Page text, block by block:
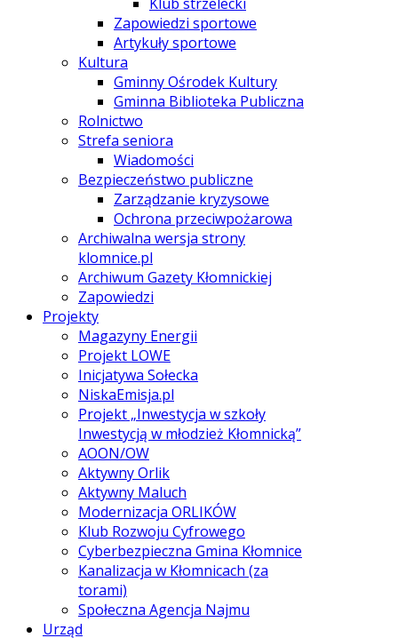
Zapowiedzi sportowe
Artykuły sportowe
Kultura
Gminny Ośrodek Kultury
Gminna Biblioteka Publiczna
Rolnictwo
Strefa seniora
Wiadomości
Bezpieczeństwo publiczne
Zarządzanie kryzysowe
Ochrona przeciwpożarowa
Archiwalna wersja strony
klomnice.pl
Archiwum Gazety Kłomnickiej
Zapowiedzi
Projekty
Magazyny Energii
Projekt LOWE
Inicjatywa Sołecka
NiskaEmisja.pl
Projekt „Inwestycja w szkoły
Inwestycją w młodzież Kłomnicką”
AOON/OW
Aktywny Orlik
Aktywny Maluch
Modernizacja ORLIKÓW
Klub Rozwoju Cyfrowego
Cyberbezpieczna Gmina Kłomnice
Kanalizacja w Kłomnicach (za
torami)
Społeczna Agencja Najmu
Urząd